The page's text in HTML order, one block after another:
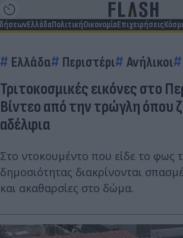
ΕλλάδαΠολιτικήΟικονομίαΕπιχειρήσεις
Ελλάδα Περιστέρι Ανήλικοι
Τριτοκοσμικές εικόνες στο
Βίντεο από την τρώγλη όπου
αδέλφια
Στο ντοκουμέντο που είδε το φως
δημοσιότητας διακρίνονται
και ακαθαρσίες στο δώμα.